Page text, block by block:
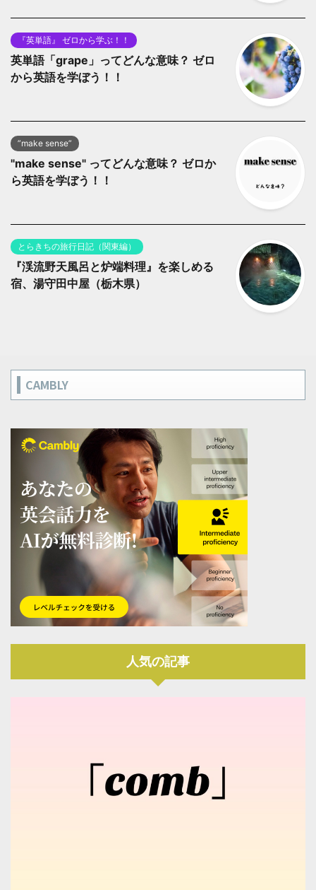
『英単語』 ゼロから学ぶ！！
英単語「grape」ってどんな意味？ ゼロ
から英語を学ぼう！！
”make sense”
"make sense" ってどんな意味？ ゼロか
ら英語を学ぼう！！
とらきちの旅行日記（関東編）
『渓流野天風呂と炉端料理』を楽しめる
宿、湯守田中屋（栃木県）
CAMBLY
人気の記事